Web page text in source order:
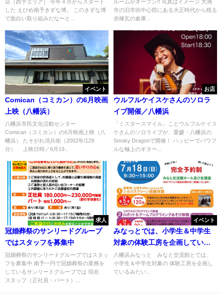
店（西予エリア） 今年４月からスタート
した えひめ南予きずな博。 このきずな博
で面白い取り組みだな〜と...
ルームがオープン!! 写真はイメージ 大洲
市の旧市街中心部にある大正時代から残る
赤煉瓦の倉庫...
イベント
Comican（コミカン）の6月映画
上映（八幡浜）
八幡浜市民文化活動センター
Comican（コミカン）の6月映画上映（八
幡浜） たそがれ清兵衛（2002年/129
分） 上映日時／6月19...
お店
ウルフルケイスケさんのソロラ
イブ開催／八幡浜
「ミスタースマイル」ことウルフルケイス
ケさんのソロライブが、愛媛・八幡浜の
Smoky Dragonで開催！ ハッピーでパワフ
ルな極上のギター...
求人
冠婚葬祭のサンリードグループ
ではスタッフを募集中
冠婚葬祭のサンリードグループではスタッ
フを募集中 南予一円で冠婚葬祭の業務を
しているサンリードグループでは 現在
スタッフ（正社員・パート）...
イベント
みなっとでは、小学生＆中学生
対象の体験工房を企画している
みたい
八幡浜みなっと みなと交流館とでは、
小学生＆中学生対象の 体験工房を企画し
ているみたい...